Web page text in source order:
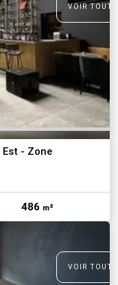
VOIR
- Zone
486 m²
VOIR